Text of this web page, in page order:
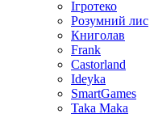
Ігротеко
Розумний лис
Книголав
Frank
Castorland
Ideyka
SmartGames
Taka Maka